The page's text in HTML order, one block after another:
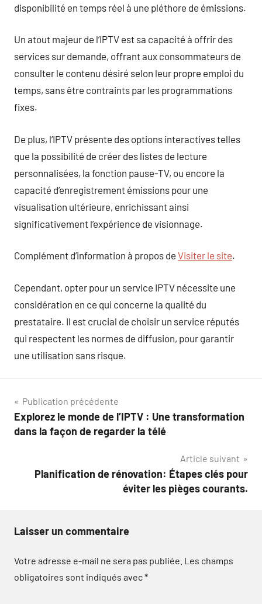
disponibilité en temps réel à une pléthore de émissions.
Un atout majeur de l’IPTV est sa capacité à offrir des
services sur demande, offrant aux consommateurs de
consulter le contenu désiré selon leur propre emploi du
temps, sans être contraints par les programmations
fixes.
De plus, l’IPTV présente des options interactives telles
que la possibilité de créer des listes de lecture
personnalisées, la fonction pause-TV, ou encore la
capacité d’enregistrement émissions pour une
visualisation ultérieure, enrichissant ainsi
significativement l’expérience de visionnage.
Complément d’information à propos de Visiter le site.
Cependant, opter pour un service IPTV nécessite une
considération en ce qui concerne la qualité du
prestataire. Il est crucial de choisir un service réputés
qui respectent les normes de diffusion, pour garantir
une utilisation sans risque.
Navigation
de
Publication précédente
Explorez le monde de l’IPTV : Une transformation
dans la façon de regarder la télé
Article suivant
Planification de rénovation: Étapes clés pour
éviter les pièges courants.
Laisser un commentaire
Votre adresse e-mail ne sera pas publiée. Les champs
obligatoires sont indiqués avec*